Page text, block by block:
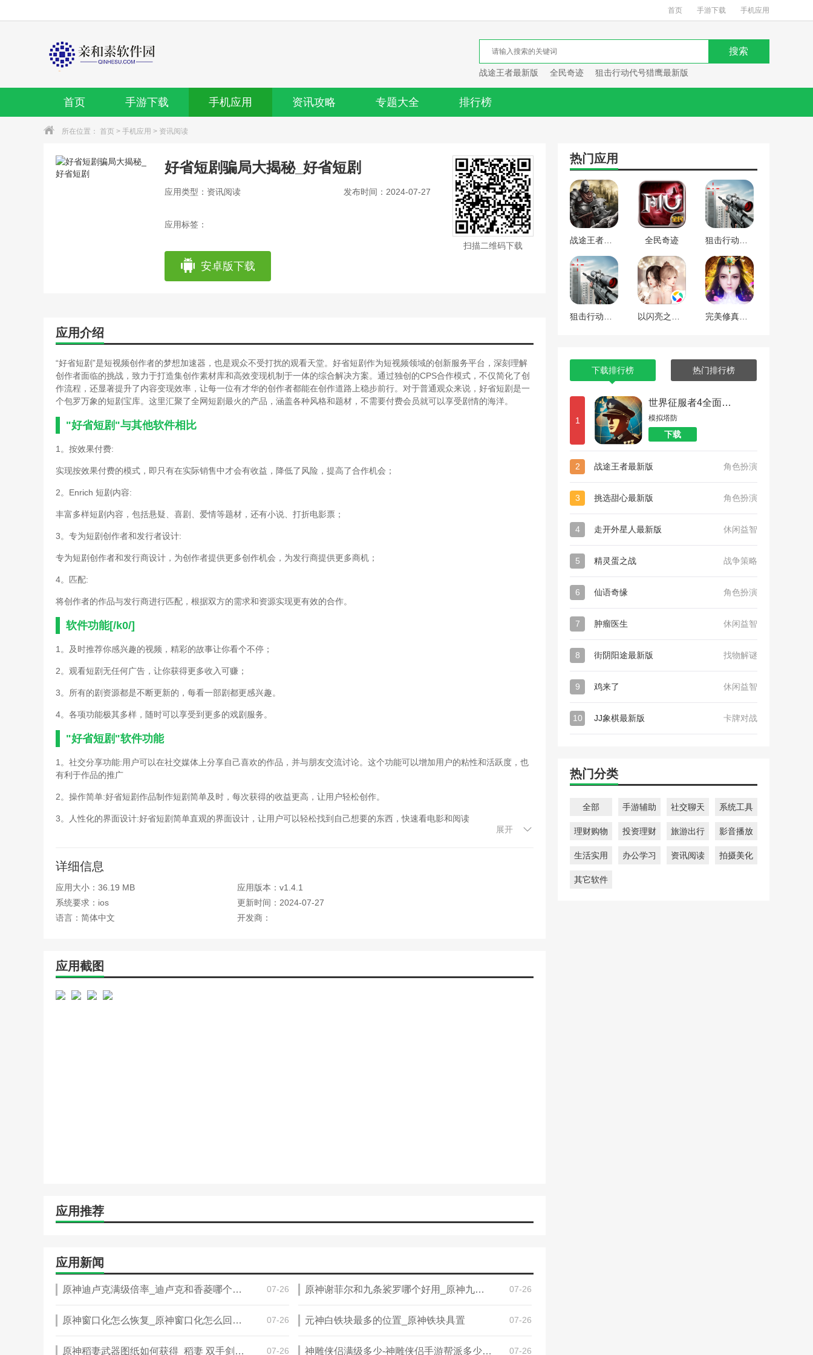
首页 手游下载 手机应用
战途王者最新版 全民奇迹 狙击行动代号猎鹰最新版
首页 手游下载 手机应用 资讯攻略 专题大全 排行榜
所在位置： 首页 > 手机应用 > 资讯阅读
好省短剧骗局大揭秘_好省短剧
应用类型：资讯阅读 发布时间：2024-07-27
应用标签：
安卓版下载
扫描二维码下载
应用介绍
“好省短剧”是短视频创作者的梦想加速器，也是观众不受打扰的观看天堂。好省短剧作为短视频领域的创新服务平台，深刻理解
创作者面临的挑战，致力于打造集创作素材库和高效变现机制于一体的综合解决方案。通过独创的CPS合作模式，不仅简化了创
作流程，还显著提升了内容变现效率，让每一位有才华的创作者都能在创作道路上稳步前行。对于普通观众来说，好省短剧是一
个包罗万象的短剧宝库。这里汇聚了全网短剧最火的产品，涵盖各种风格和题材，不需要付费会员就可以享受剧情的海洋。
"好省短剧"与其他软件相比
1。按效果付费:
实现按效果付费的模式，即只有在实际销售中才会有收益，降低了风险，提高了合作机会；
2。Enrich 短剧内容:
丰富多样短剧内容，包括悬疑、喜剧、爱情等题材，还有小说、打折电影票；
3。专为短剧创作者和发行者设计:
专为短剧创作者和发行商设计，为创作者提供更多创作机会，为发行商提供更多商机；
4。匹配:
将创作者的作品与发行商进行匹配，根据双方的需求和资源实现更有效的合作。
软件功能[/k0/]
1。及时推荐你感兴趣的视频，精彩的故事让你看个不停；
2。观看短剧无任何广告，让你获得更多收入可赚；
3。所有的剧资源都是不断更新的，每看一部剧都更感兴趣。
4。各项功能极其多样，随时可以享受到更多的戏剧服务。
"好省短剧"软件功能
1。社交分享功能:用户可以在社交媒体上分享自己喜欢的作品，并与朋友交流讨论。这个功能可以增加用户的粘性和活跃度，也
有利于作品的推广
2。操作简单:好省短剧作品制作短剧简单及时，每次获得的收益更高，让用户轻松创作。
3。人性化的界面设计:好省短剧简单直观的界面设计，让用户可以轻松找到自己想要的东西，快速看电影和阅读
“好省短剧”是一个帮助短视频创作者解决创作和变现问题的服务平台。好省短剧不仅是短视频创作者实现梦想的坚实后盾，也是
观众追求高品质观看体验的理想选择。每一个短剧都是精心雕琢的艺术品，每一次点击都充满惊喜和感动。加入我们，让创意碰
展开
详细信息
应用大小：36.19 MB
应用版本：v1.4.1
系统要求：ios
更新时间：2024-07-27
语言：简体中文
开发商：
应用截图
应用推荐
应用新闻
原神迪卢克满级倍率_迪卢克和香菱哪个更值得培养 07-26 原神谢菲尔和九条裟罗哪个好用_原神九条裟罗几命质变 07-26
原神窗口化怎么恢复_原神窗口化怎么回不去全屏了上面有白边 07-26 元神白铁块最多的位置_原神铁块具置 07-26
原神稻妻武器图纸如何获得_稻妻 双手剑图纸 07-26 神雕侠侣满级多少-神雕侠侣手游帮派多少级开通青龙白虎朱雀玄 07-26
热门应用
全民奇迹
下载排行榜 热门排行榜
1
世界征服者4全面战争
模拟塔防
下载
2 战途王者最新版 角色扮演
3 挑选甜心最新版 角色扮演
4 走开外星人最新版 休闲益智
5 精灵蛋之战 战争策略
6 仙语奇缘 角色扮演
7 肿瘤医生 休闲益智
8 街阴阳途最新版 找物解谜
9 鸡来了 休闲益智
10 JJ象棋最新版 卡牌对战
热门分类
全部 手游辅助 社交聊天 系统工具
理财购物 投资理财 旅游出行 影音播放
生活实用 办公学习 资讯阅读 拍摄美化
其它软件